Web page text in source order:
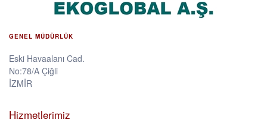
GENEL MÜDÜRLÜK
Eski Havaalanı Cad.
No:78/A Çiğli
İZMİR
Hizmetlerimiz